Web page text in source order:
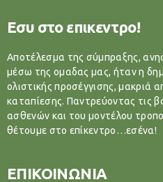
Εσυ στο επικεντρο!
Αποτέλεσμα της σύμπραξης,
μέσω της ομαδας μας, ήταν η
ολιστικής προσέγγισης, μακριά
καταπίεσης. Παντρεύοντας τις
ασθενών και του μοντέλου
θέτουμε στο επίκεντρο…εσένα!
ΕΠΙΚΟΙΝΩΝΙΑ